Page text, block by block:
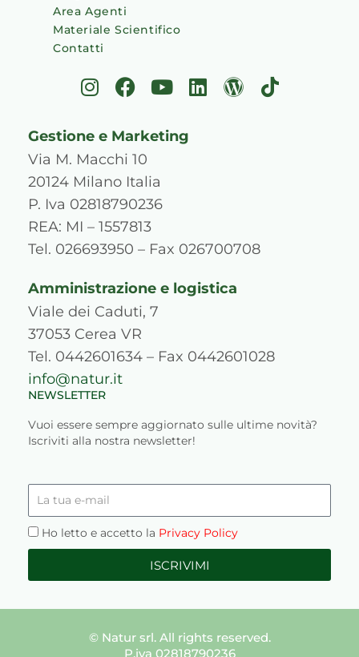
Area Agenti
Materiale Scientifico
Contatti
I
n
t
a
g
r
a
m
F
a
e
b
o
o
k
Y
o
t
e
L
i
W
o
s
T
i
Gestione e Marketing
Via M. Macchi 10
20124 Milano Italia
P. Iva 02818790236
REA: MI – 1557813
Tel. 026693950 – Fax 026700708
Amministrazione e logistica
Viale dei Caduti, 7
37053 Cerea VR
Tel. 0442601634 – Fax 0442601028
info@natur.it
NEWSLETTER
Vuoi essere sempre aggiornato sulle ultime novità?
Iscriviti alla nostra newsletter!
tua
mail
Privacy
Ho letto e accetto la Privacy Policy
ISCRIVIMI
© Natur srl. All rights reserved.
P.iva 02818790236